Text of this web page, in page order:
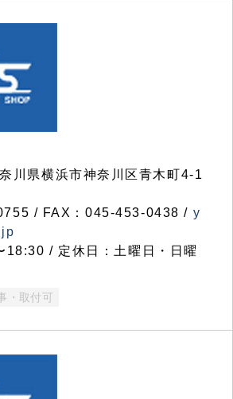
県横浜市神奈川区青木町4-1
/ FAX：045-453-0438 / y
18:30 / 定休日：土曜日・日曜
・取付可